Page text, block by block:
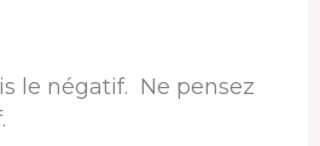
le négatif. Ne pensez